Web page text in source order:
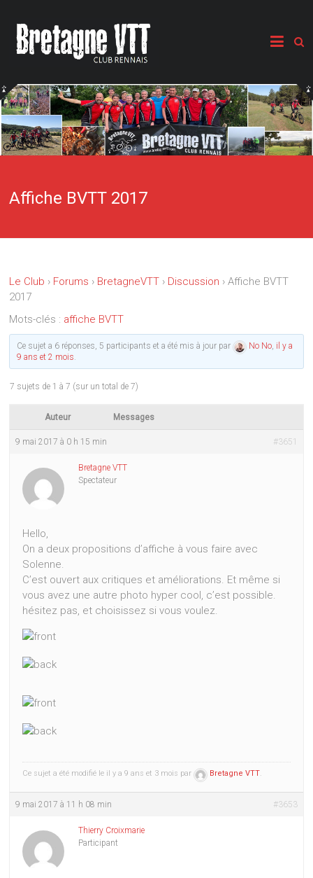
Affiche BVTT 2017
Le Club › Forums › BretagneVTT › Discussion › Affiche BVTT
2017
Mots-clés : affiche BVTT
Ce sujet a 6 réponses, 5 participants et a été mis à jour par No No, il y a
9 ans et 2 mois
7 sujets de 1 à 7 (sur un total de 7)
Auteur Messages
9 mai 2017 à 0 h 15 min #3651
Bretagne VTT
Spectateur
Hello,
On a deux propositions d’affiche à vous faire avec
Solenne.
C’est ouvert aux critiques et améliorations. Et même si
vous avez une autre photo hyper cool, c’est possible.
hésitez pas, et choisissez si vous voulez.
Ce sujet a été modifié le il y a 9 ans et 3 mois par Bretagne VTT
9 mai 2017 à 11 h 08 min #3653
Thierry Croixmarie
Participant